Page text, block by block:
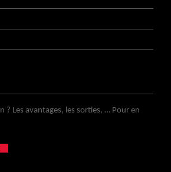
? Les avantages, les sorties, … Pour en